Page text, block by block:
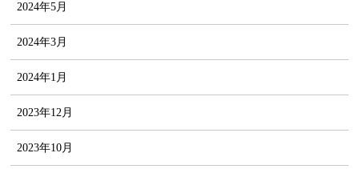
2024年5月
2024年3月
2024年1月
2023年12月
2023年10月